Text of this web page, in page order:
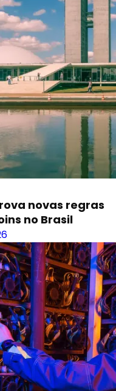
novas regras
no Brasil